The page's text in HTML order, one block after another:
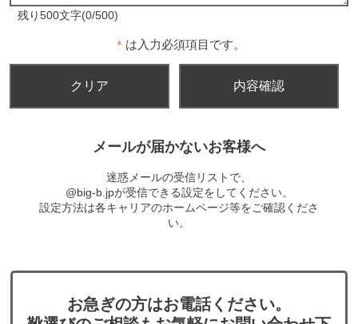
残り500文字(0/500)
＊ は入力必須項目です。
メールが届かないお客様へ
迷惑メールの受信リストで、
@big-b.jpが受信できる設定をしてください。
設定方法は各キャリアのホームページ等をご確認くださ
い。
お急ぎの方はお電話ください。